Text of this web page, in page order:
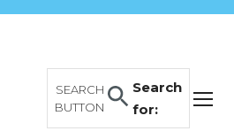
Search
for:
SEARCH
BUTTON